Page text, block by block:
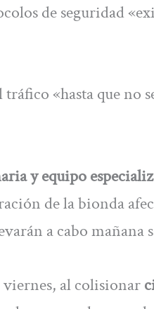
de seguridad
«hasta que no
y equipo
de la bionda
a cabo mañana
viernes, al colisionar